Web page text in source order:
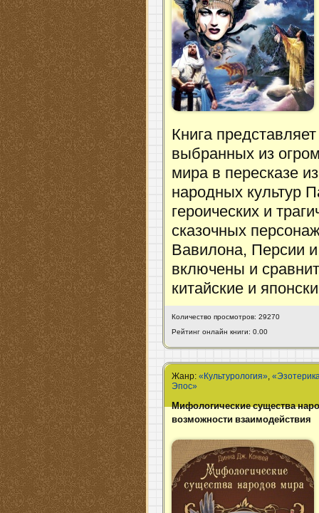
Книга
выбранных из
мира в пересказе
народных культур
героических и
сказочных
Вавилона, Персии
включены и
китайские и
Количество просмотров: 29270
Рейтинг онлайн книги: 0.00
Жанр:«Культурология»,
Эпос»
Мифологические существа
возможности взаимодействия